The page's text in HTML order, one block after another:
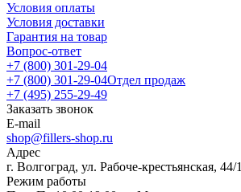
Условия оплаты
Условия доставки
Гарантия на товар
Вопрос-ответ
+7 (800) 301-29-04
+7 (800) 301-29-04Отдел продаж
+7 (495) 255-29-49
Заказать звонок
E-mail
shop@fillers-shop.ru
Адрес
г. Волгоград, ул. Рабоче-крестьянская, 44/1
Режим работы